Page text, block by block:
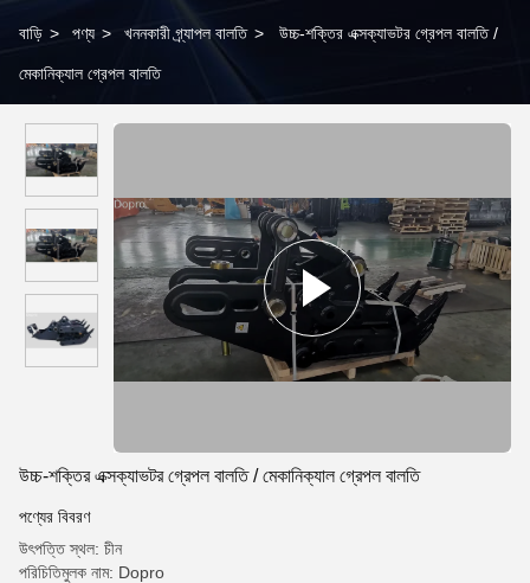
বাড়ি > পণ্য > খননকারী গ্র্যাপল বালতি > উচ্চ-শক্তির এক্সক্যাভটর গ্রেপল বালতি /
মেকানিক্যাল গ্রেপল বালতি
উচ্চ-শক্তির এক্সক্যাভটর গ্রেপল বালতি / মেকানিক্যাল গ্রেপল বালতি
পণ্যের বিবরণ
উৎপত্তি স্থল: চীন
পরিচিতিমুলক নাম: Dopro